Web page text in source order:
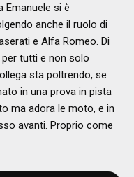
Emanuele si è
anche il ruolo di
e Alfa Romeo. Di
tutti e non solo
sta poltrendo, se
in una prova in pista
ma adora le moto, e in
avanti. Proprio come